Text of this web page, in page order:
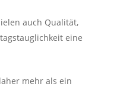
auch Qualität,
eine
mehr als ein